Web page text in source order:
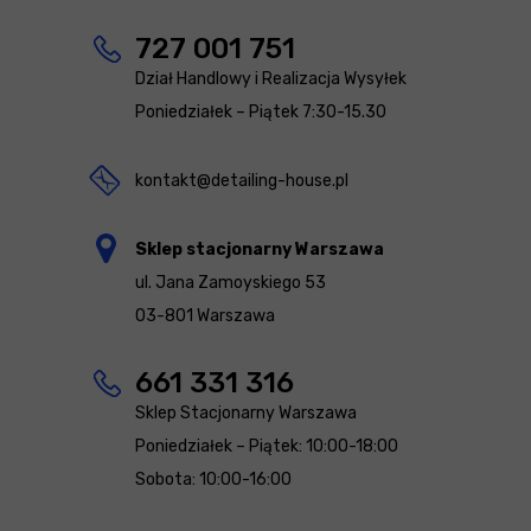
727 001 751
Dział Handlowy i Realizacja Wysyłek
Poniedziałek – Piątek 7:30-15.30
kontakt@detailing-house.pl
Sklep stacjonarny Warszawa
ul. Jana Zamoyskiego 53
03-801 Warszawa
661 331 316
Sklep Stacjonarny Warszawa
Poniedziałek – Piątek: 10:00-18:00
Sobota: 10:00-16:00